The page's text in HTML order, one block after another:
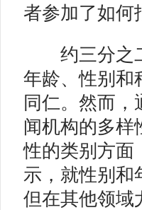
者参加了如何
约三分之二
年龄、性别和
同仁。然而
闻机构的多样
性的类别方面
示，就性别和
但在其他领域